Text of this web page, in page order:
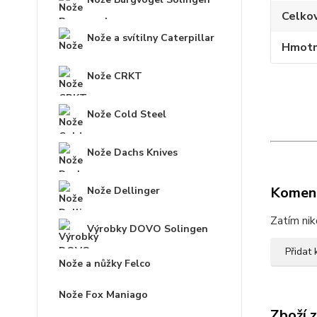
Nože a svítilny Caterpillar
Nože CRKT
Nože Cold Steel
Nože Dachs Knives
Nože Dellinger
Výrobky DOVO Solingen
Nože a nůžky Felco
Nože Fox Maniago
Zatím
Přidat